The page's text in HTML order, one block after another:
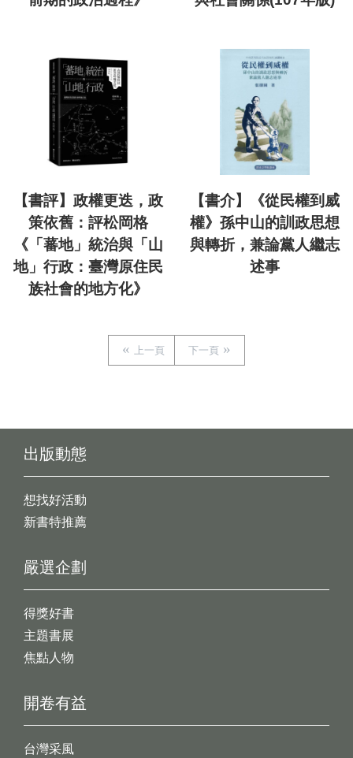
【書評】政權更迭，政
策依舊：評松岡格
《「蕃地」統治與「山
地」行政：臺灣原住民
族社會的地方化》
【書介】《從民權到威
權》孫中山的訓政思想
與轉折，兼論黨人繼志
述事
上一頁 下一頁
出版動態
想找好活動
新書特推薦
開卷有益
台灣采風
嚴選企劃
得獎好書
主題書展
焦點人物